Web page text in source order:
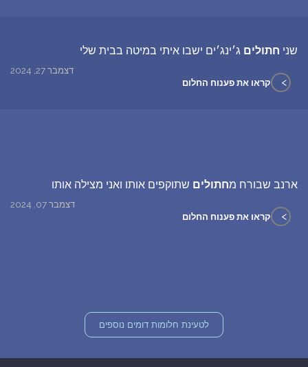
שני חתולים ג׳ינג׳ים ישבו איתי במיטה בבית שלי
דצמבר 27, 2024
> קראו את פענוח החלום
ארנב שבורח מחתולים שתוקפים אותו ואני מצילה אותו
דצמבר 07, 2024
> קראו את פענוח החלום
לטעינת חלומות דומים נוספים